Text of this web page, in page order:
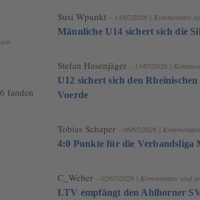
fanden
Susi Wpunkt – 13/07/2026 | Kommentare
Männliche U14 sichert sich die
Stefan Hasenjäger – 13/07/2026 |
U12 sichert sich den
Voerde
Tobias Schaper – 06/07/2026 |
4:0 Punkte für die Verbandsliga
C_Weber – 02/07/2026 | Kommentare sind
LTV empfängt den Ahlhorner